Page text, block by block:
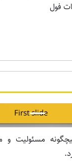
فول
مسئولیت و